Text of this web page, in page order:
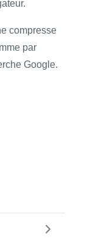
compresse
par
Google.